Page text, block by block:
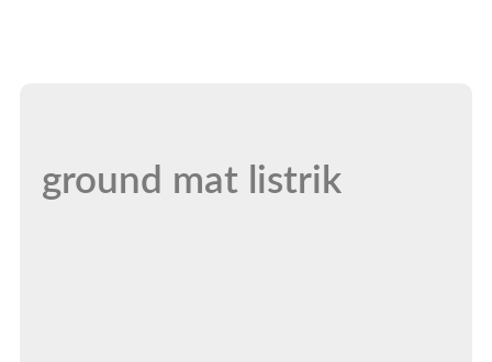
ground mat listrik